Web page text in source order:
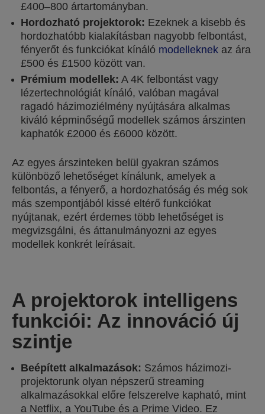
£400–800 ártartományban.
Hordozható projektorok: Ezeknek a kisebb és
hordozhatóbb kialakításban nagyobb felbontást,
fényerőt és funkciókat kínáló modelleknek az ára
£500 és £1500 között van.
Prémium modellek: A 4K felbontást vagy
lézertechnológiát kínáló, valóban magával
ragadó házimoziélmény nyújtására alkalmas
kiváló képminőségű modellek számos árszinten
kaphatók £2000 és £6000 között.
Az egyes árszinteken belül gyakran számos
különböző lehetőséget kínálunk, amelyek a
felbontás, a fényerő, a hordozhatóság és még sok
más szempontjából kissé eltérő funkciókat
nyújtanak, ezért érdemes több lehetőséget is
megvizsgálni, és áttanulmányozni az egyes
modellek konkrét leírásait.
A projektorok intelligens
funkciói: Az innováció új
szintje
Beépített alkalmazások: Számos házimozi-
projektorunk olyan népszerű streaming
alkalmazásokkal előre felszerelve kapható, mint
a Netflix, a YouTube és a Prime Video. Ez